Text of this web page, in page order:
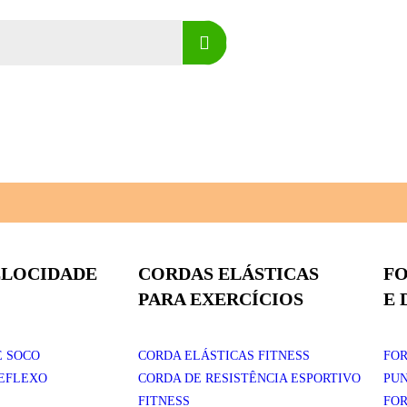
SOCO
CORDAS ELÁSTICAS
PARA EXERCÍCIOS
CORDA ELÁSTICAS FITNESS
CORDA DE RESISTÊNCIA ESPORTIVO
FITNESS
E